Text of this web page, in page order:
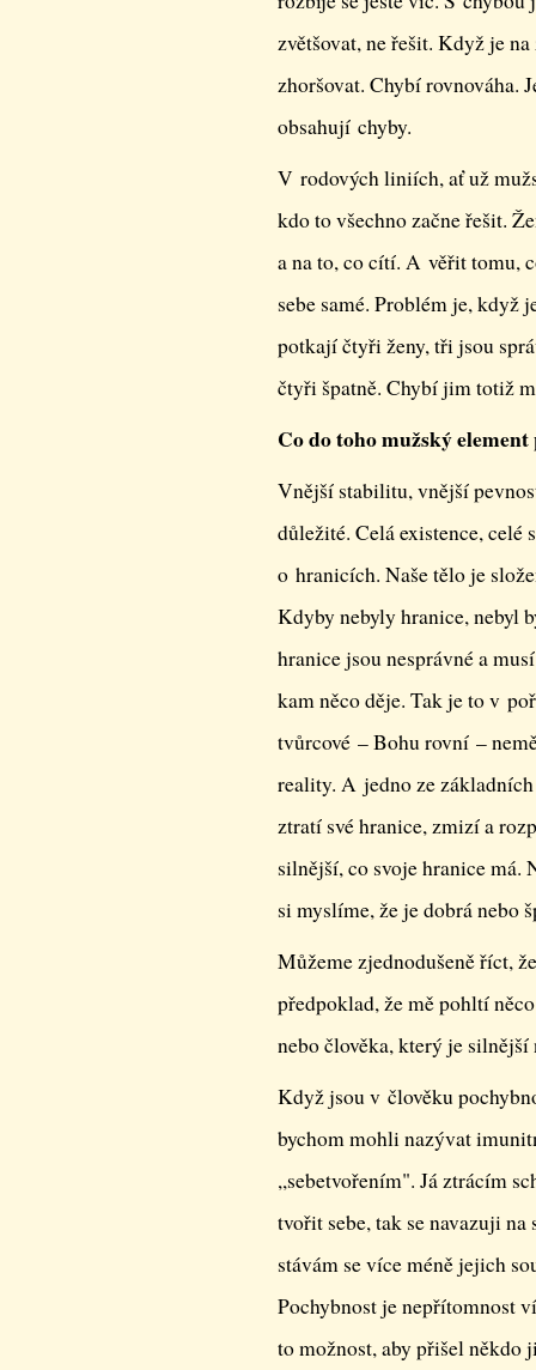
zvětšovat, ne řešit. Když je
zhoršovat. Chybí rovnováha.
obsahují chyby.
V rodových liniích, ať už
kdo to všechno začne řešit.
a na to, co cítí. A věřit tomu,
sebe samé. Problém je, když
potkají čtyři ženy, tři jsou
čtyři špatně. Chybí jim totiž
Co do toho mužský
Vnější stabilitu, vnější
důležité. Celá existence,
o hranicích. Naše tělo je
Kdyby nebyly hranice, nebyl
hranice jsou nesprávné a
kam něco děje. Tak je to v
tvůrcové – Bohu rovní –
reality. A jedno ze
ztratí své hranice, zmizí a
silnější, co svoje hranice má.
si myslíme, že je dobrá nebo
Můžeme zjednodušeně říct,
předpoklad, že mě pohltí
nebo člověka, který je silnější
Když jsou v člověku
bychom mohli nazývat
,,sebetvořením". Já ztrácím
tvořit sebe, tak se navazuji
stávám se více méně jejich
Pochybnost je nepřítomnost
to možnost, aby přišel někdo